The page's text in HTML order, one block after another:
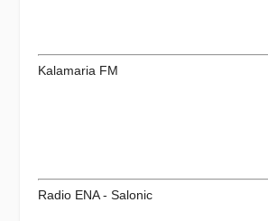
Kalamaria FM
Radio ENA - Salonic